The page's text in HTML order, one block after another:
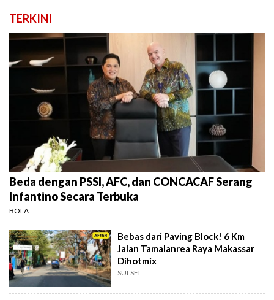
TERKINI
Beda dengan PSSI, AFC, dan CONCACAF Serang
Infantino Secara Terbuka
BOLA
Bebas dari Paving Block! 6 Km
Jalan Tamalanrea Raya Makassar
Dihotmix
SULSEL